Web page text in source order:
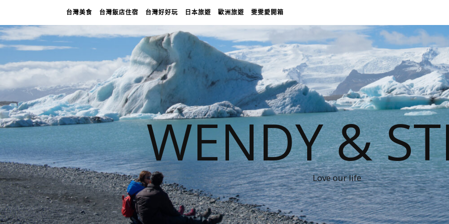
台灣美食 台灣飯店住宿 台灣好好玩 日本旅遊 歐洲旅遊 雯雯愛開箱
WENDY &
Love our life